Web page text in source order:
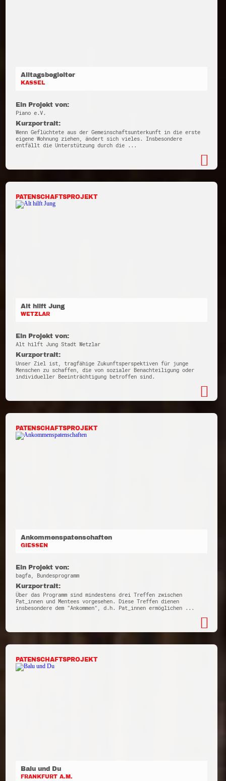
Alltagsbegleiter
KASSEL
Ein Projekt von:
Piano e.V.
Kurzportrait:
Wenn Geflüchtete aus der Gemeinschaftsunterkunft in die erste
eigene Wohnung ziehen, ändert sich vieles. Insbesondere
entfällt die Unterstützung durch die ...
PATENSCHAFTSPROJEKT
Alt hilft Jung
WETZLAR
Ein Projekt von:
Alt hilft Jung Stadt Wetzlar
Kurzportrait:
Unser Ziel ist, tragfähige Zukunftsperspektiven für junge
Menschen zu schaffen, die von sozialer Benachteiligung oder
individueller Beeinträchtigung betroffen sind.
PATENSCHAFTSPROJEKT
Ankommenspatenschaften
GIESSEN
Ein Projekt von:
bagfa, Bundesprogramm
Kurzportrait:
Über das Programm sind mindestens drei Treffen zwischen
Pat_innen und Mentees vorgesehen. Diese Treffen dienen
insbesondere dem "Ankommen", d.h. Pat_innen ermöglichen ...
PATENSCHAFTSPROJEKT
Balu und Du
FRANKFURT A.M.